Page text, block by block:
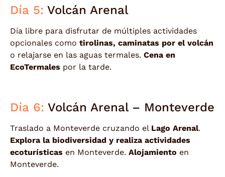
Día 5: Volcán Arenal
Día libre para disfrutar de múltiples actividades
opcionales como tirolinas, caminatas por el volcán
o relajarse en las aguas termales. Cena en
EcoTermales por la tarde.
Día 6: Volcán Arenal – Monteverde
Traslado a Monteverde cruzando el Lago Arenal.
Explora la biodiversidad y realiza actividades
ecoturísticas en Monteverde. Alojamiento en
Monteverde.